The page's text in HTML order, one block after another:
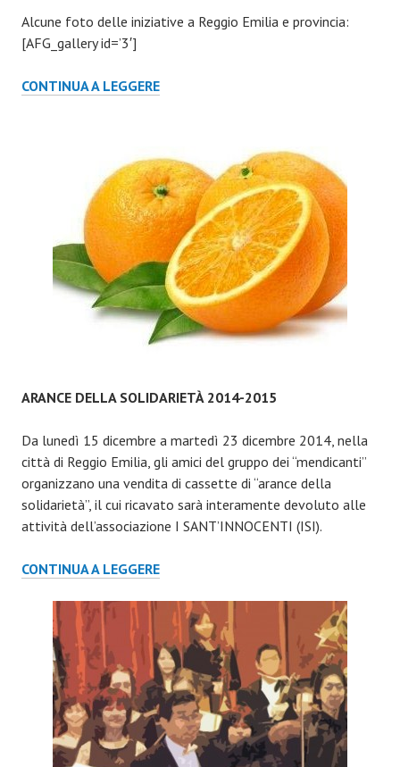
Alcune foto delle iniziative a Reggio Emilia e provincia:
[AFG_gallery id=’3′]
CONTINUA A LEGGEREBANCHETTI
(MAGGIO
2014)
ARANCE DELLA SOLIDARIETÀ 2014-2015
Da lunedì 15 dicembre a martedì 23 dicembre 2014, nella
città di Reggio Emilia, gli amici del gruppo dei “mendicanti”
organizzano una vendita di cassette di “arance della
solidarietà”, il cui ricavato sarà interamente devoluto alle
attività dell’associazione I SANT’INNOCENTI (ISI).
CONTINUA A LEGGEREARANCE
SOLIDARIETÀ
2014-
2015